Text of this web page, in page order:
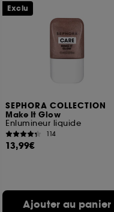
SEPHORA COLLECTION
Make It Glow
Enlumineur liquide
114
13,99€
Ajouter au panier
Exclu